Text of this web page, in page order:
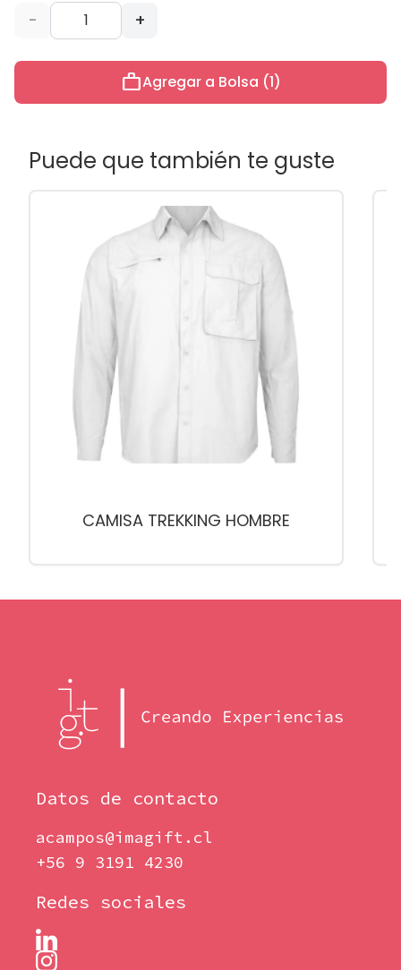
- +
workAgregar a Bolsa (1)
Puede que también te guste
CAMISA TREKKING HOMBRE
Datos de contacto
acampos@imagift.cl
+56 9 3191 4230
Redes sociales